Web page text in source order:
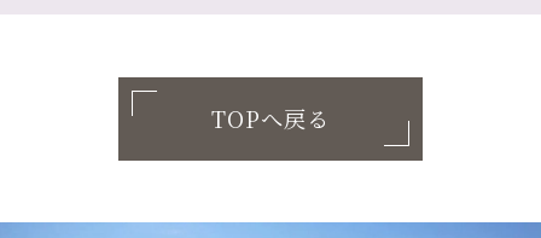
TOPへ戻る